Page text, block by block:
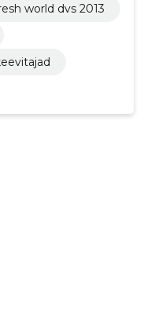
world dvs 2013